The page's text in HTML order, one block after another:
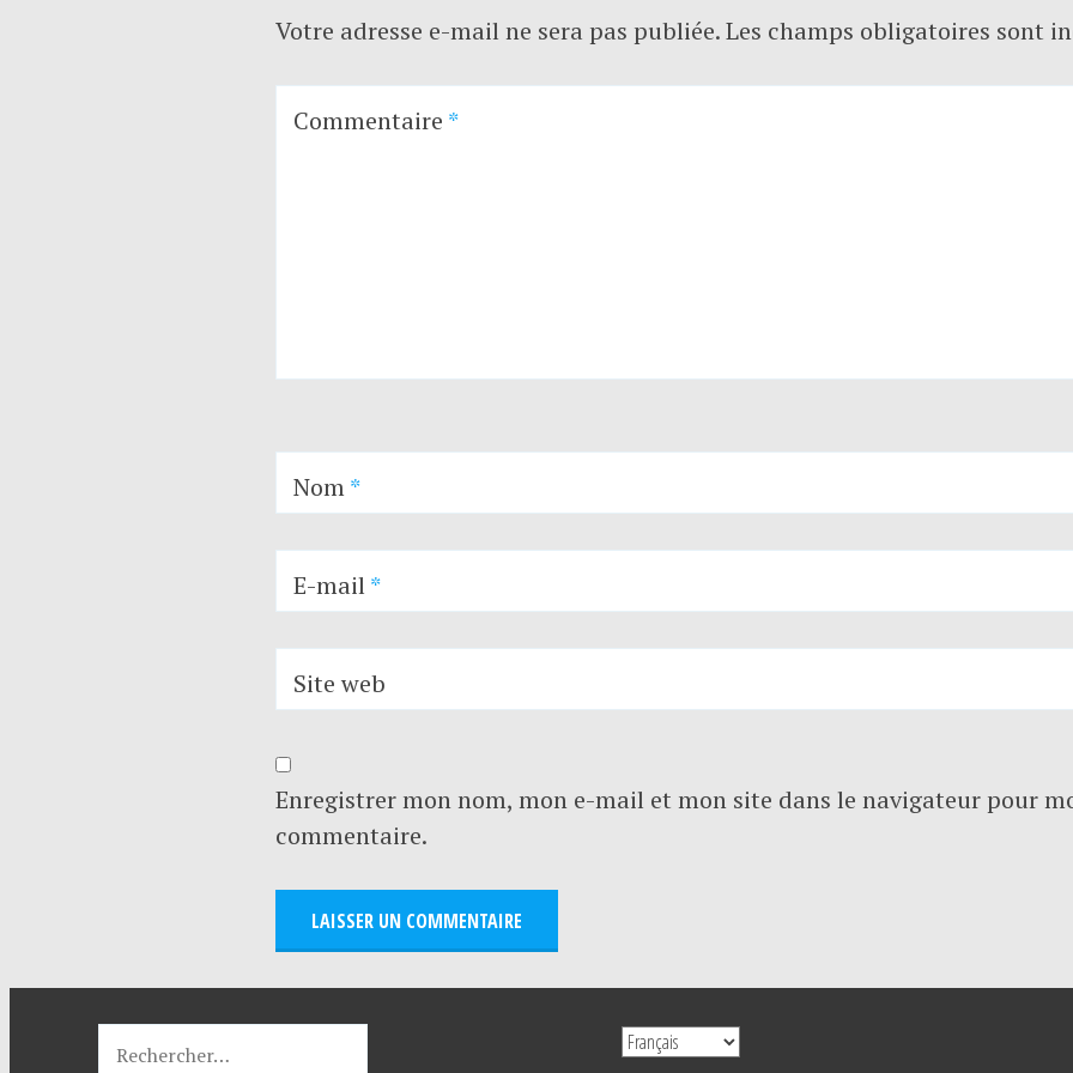
Votre adresse e-mail ne sera pas publiée. Les champs obligatoires sont
Commentaire *
Nom*
E-mail*
Site web
Enregistrer mon nom, mon e-mail et mon site dans le navigateur pour
commentaire.